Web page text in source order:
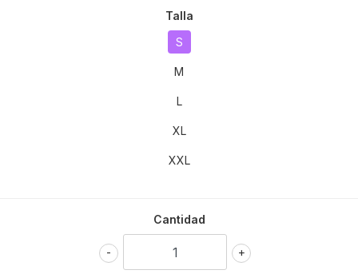
Talla
S
M
L
XL
XXL
Cantidad
+
-